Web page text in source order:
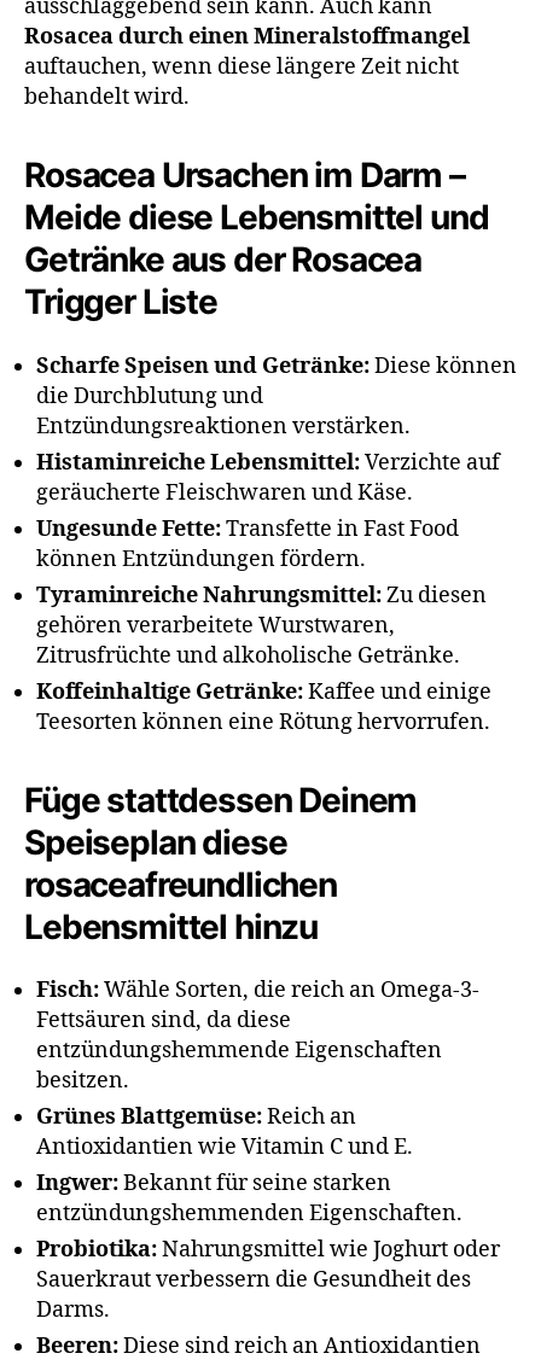
ausschlaggebend sein kann. Auch kann
Rosacea durch einen Mineralstoffmangel
auftauchen, wenn diese längere Zeit nicht
behandelt wird.
Rosacea Ursachen im Darm –
Meide diese Lebensmittel und
Getränke aus der Rosacea
Trigger Liste
Scharfe Speisen und Getränke:Diese können
die Durchblutung und
Entzündungsreaktionen verstärken.
Histaminreiche Lebensmittel:Verzichte auf
geräucherte Fleischwaren und Käse.
Ungesunde Fette:Transfette in Fast Food
können Entzündungen fördern.
Tyraminreiche Nahrungsmittel:Zu diesen
gehören verarbeitete Wurstwaren,
Zitrusfrüchte und alkoholische Getränke.
Koffeinhaltige Getränke:Kaffee und einige
Teesorten können eine Rötung hervorrufen.
Füge stattdessen Deinem
Speiseplan diese
rosaceafreundlichen
Lebensmittel hinzu
Fisch:Wähle Sorten, die reich an Omega-3-
Fettsäuren sind, da diese
entzündungshemmende Eigenschaften
besitzen.
Grünes Blattgemüse:Reich an
Antioxidantien wie Vitamin C und E.
Ingwer:Bekannt für seine starken
entzündungshemmenden Eigenschaften.
Probiotika:Nahrungsmittel wie Joghurt oder
Sauerkraut verbessern die Gesundheit des
Darms.
Beeren:Diese sind reich an Antioxidantien